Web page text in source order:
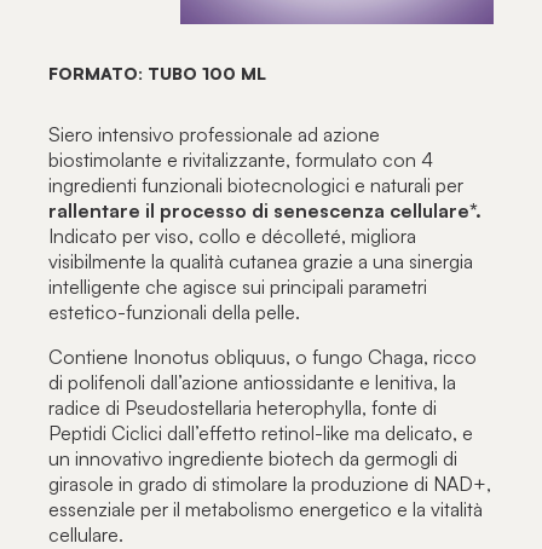
FORMATO: TUBO 100 ML
Siero intensivo professionale ad azione
biostimolante e rivitalizzante, formulato con 4
ingredienti funzionali biotecnologici e naturali per
rallentare il processo di senescenza cellulare*.
Indicato per viso, collo e décolleté, migliora
visibilmente la qualità cutanea grazie a una sinergia
intelligente che agisce sui principali parametri
estetico-funzionali della pelle.
Contiene Inonotus obliquus, o fungo Chaga, ricco
di polifenoli dall’azione antiossidante e lenitiva, la
radice di Pseudostellaria heterophylla, fonte di
Peptidi Ciclici dall’effetto retinol-like ma delicato, e
un innovativo ingrediente biotech da germogli di
girasole in grado di stimolare la produzione di NAD+,
essenziale per il metabolismo energetico e la vitalità
cellulare.